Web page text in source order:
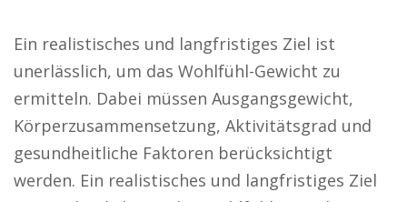
Ein realistisches und langfristiges Ziel ist
unerlässlich, um das Wohlfühl-Gewicht zu
ermitteln. Dabei müssen Ausgangsgewicht,
Körperzusammensetzung, Aktivitätsgrad und
gesundheitliche Faktoren berücksichtigt
werden. Ein realistisches und langfristiges Ziel